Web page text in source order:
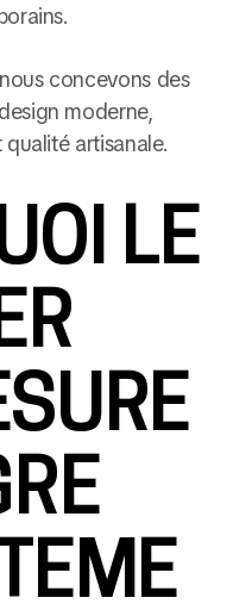
concevons des
moderne,
artisanale.
LE